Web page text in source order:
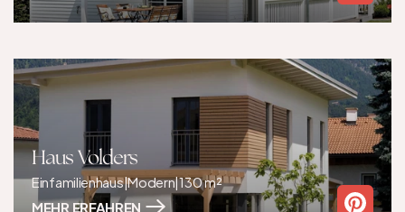
Haus Volders
Einfamilienhaus|Modern|130 m²
MEHR ERFAHREN